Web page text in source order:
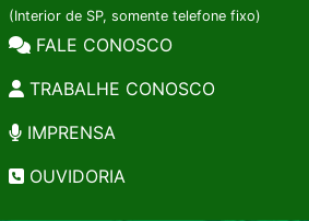
(Interior de SP, somente telefone fixo)
FALE CONOSCO
TRABALHE CONOSCO
IMPRENSA
OUVIDORIA